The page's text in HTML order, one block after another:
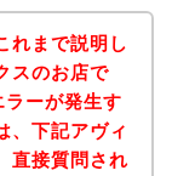
れまで説明し
スのお店で
ーが発生す
、下記アヴィ
直接質問され